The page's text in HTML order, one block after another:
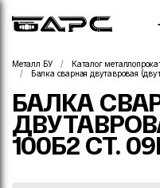
Металл БУ Каталог
Балка сварная двутавровая
БАЛКА
100Б2 СТ.